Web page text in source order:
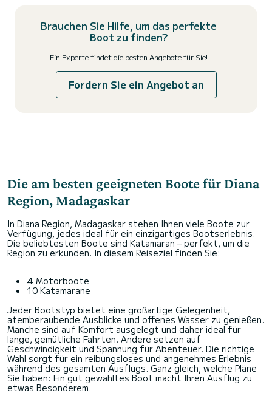
Brauchen Sie Hilfe, um das perfekte
Boot zu finden?
Ein Experte findet die besten Angebote für Sie!
Fordern Sie ein Angebot an
Die am besten geeigneten Boote für Diana
Region, Madagaskar
In Diana Region, Madagaskar stehen Ihnen viele Boote zur
Verfügung, jedes ideal für ein einzigartiges Bootserlebnis.
Die beliebtesten Boote sind Katamaran – perfekt, um die
Region zu erkunden. In diesem Reiseziel finden Sie:
4 Motorboote
10 Katamarane
Jeder Bootstyp bietet eine großartige Gelegenheit,
atemberaubende Ausblicke und offenes Wasser zu genießen.
Manche sind auf Komfort ausgelegt und daher ideal für
lange, gemütliche Fahrten. Andere setzen auf
Geschwindigkeit und Spannung für Abenteuer. Die richtige
Wahl sorgt für ein reibungsloses und angenehmes Erlebnis
während des gesamten Ausflugs. Ganz gleich, welche Pläne
Sie haben: Ein gut gewähltes Boot macht Ihren Ausflug zu
etwas Besonderem.